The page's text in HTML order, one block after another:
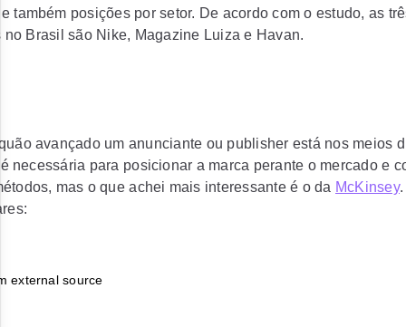
também posições por setor. De acordo com o estudo, as
no Brasil são Nike, Magazine Luiza e Havan.
avançado um anunciante ou publisher está nos meios
necessária para posicionar a marca perante o mercado e
mas o que achei mais interessante é o da McKinsey